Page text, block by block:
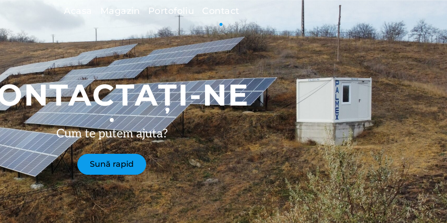
Intrebari frecvente
Acasa Magazin Portofoliu Contact
NE
Cum te putem ajuta?
Sună rapid